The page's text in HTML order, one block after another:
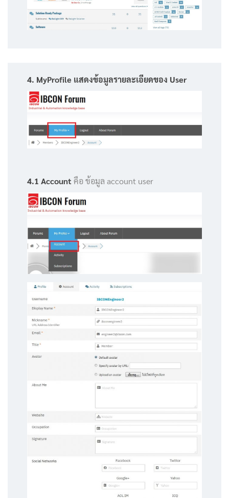
4. MyProfile แสดงข้อมูลรายละเอียดของ User
4.1 Account คือ ข้อมูล account user